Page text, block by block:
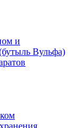
и
Вульфа)